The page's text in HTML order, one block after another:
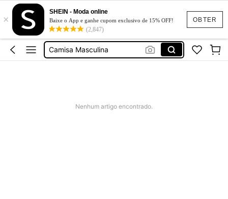
OBTER
×
SHEIN - Moda online
Baixe o App e ganhe cupom exclusivo de 15% OFF!
(2,847)
Camisa Social Masculina
Calça Masculina
Camisa Masculina
Nenhum artigo encontrado.